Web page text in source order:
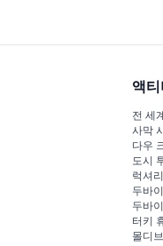
액
전 세
사막
다우
도시
럭셔
두바
두바
터키
몰디